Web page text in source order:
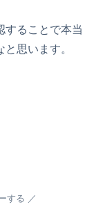
することで本当
思います。
する